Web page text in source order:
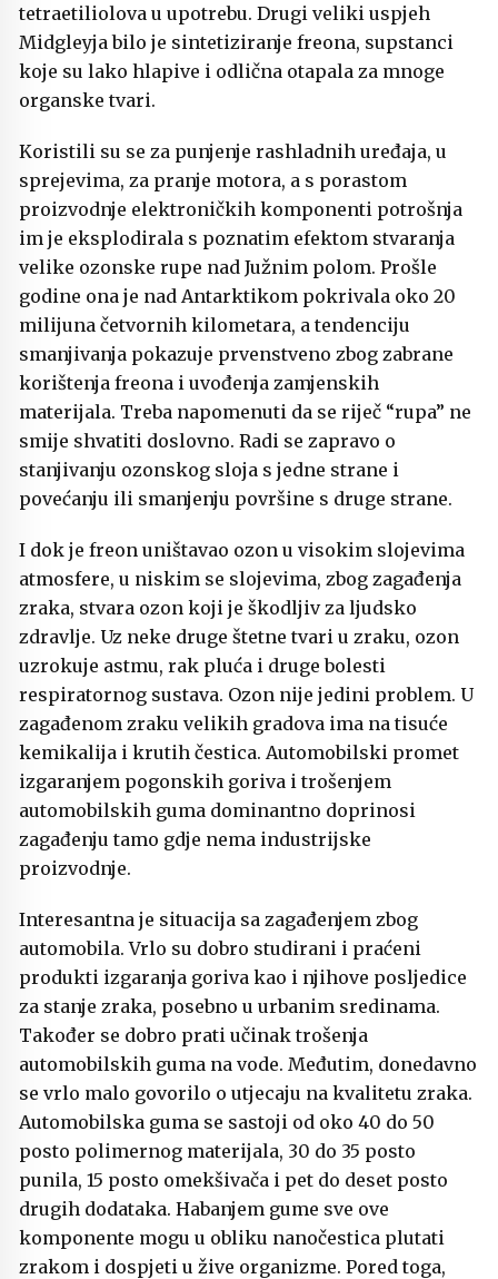
tetraetiliolova u upotrebu. Drugi veliki uspjeh
Midgleyja bilo je sintetiziranje freona, supstanci
koje su lako hlapive i odlična otapala za mnoge
organske tvari.
Koristili su se za punjenje rashladnih uređaja, u
sprejevima, za pranje motora, a s porastom
proizvodnje elektroničkih komponenti potrošnja
im je eksplodirala s poznatim efektom stvaranja
velike ozonske rupe nad Južnim polom. Prošle
godine ona je nad Antarktikom pokrivala oko 20
milijuna četvornih kilometara, a tendenciju
smanjivanja pokazuje prvenstveno zbog zabrane
korištenja freona i uvođenja zamjenskih
materijala. Treba napomenuti da se riječ “rupa” ne
smije shvatiti doslovno. Radi se zapravo o
stanjivanju ozonskog sloja s jedne strane i
povećanju ili smanjenju površine s druge strane.
I dok je freon uništavao ozon u visokim slojevima
atmosfere, u niskim se slojevima, zbog zagađenja
zraka, stvara ozon koji je škodljiv za ljudsko
zdravlje. Uz neke druge štetne tvari u zraku, ozon
uzrokuje astmu, rak pluća i druge bolesti
respiratornog sustava. Ozon nije jedini problem. U
zagađenom zraku velikih gradova ima na tisuće
kemikalija i krutih čestica. Automobilski promet
izgaranjem pogonskih goriva i trošenjem
automobilskih guma dominantno doprinosi
zagađenju tamo gdje nema industrijske
proizvodnje.
Interesantna je situacija sa zagađenjem zbog
automobila. Vrlo su dobro studirani i praćeni
produkti izgaranja goriva kao i njihove posljedice
za stanje zraka, posebno u urbanim sredinama.
Također se dobro prati učinak trošenja
automobilskih guma na vode. Međutim, donedavno
se vrlo malo govorilo o utjecaju na kvalitetu zraka.
Automobilska guma se sastoji od oko 40 do 50
posto polimernog materijala, 30 do 35 posto
punila, 15 posto omekšivača i pet do deset posto
drugih dodataka. Habanjem gume sve ove
komponente mogu u obliku nanočestica plutati
zrakom i dospjeti u žive organizme. Pored toga,